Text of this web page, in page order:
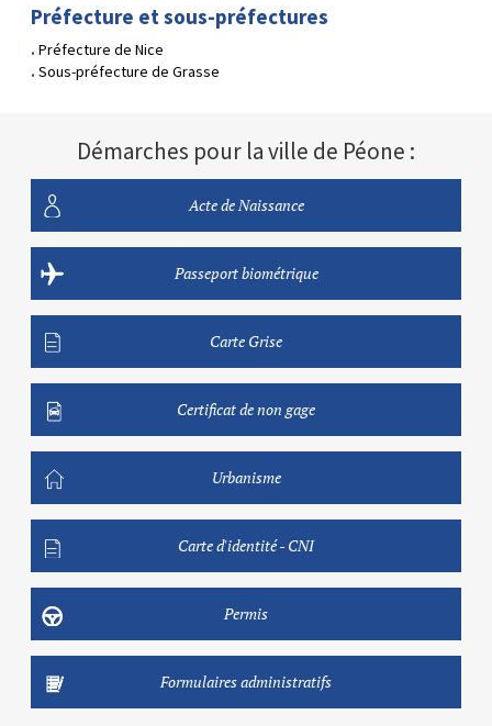
Préfecture et sous-préfectures
Préfecture de Nice
Sous-préfecture de Grasse
Démarches pour la ville de Péone :
Acte de Naissance
Passeport biométrique
Carte Grise
Certificat de non gage
Urbanisme
Carte d'identité - CNI
Permis
Formulaires administratifs